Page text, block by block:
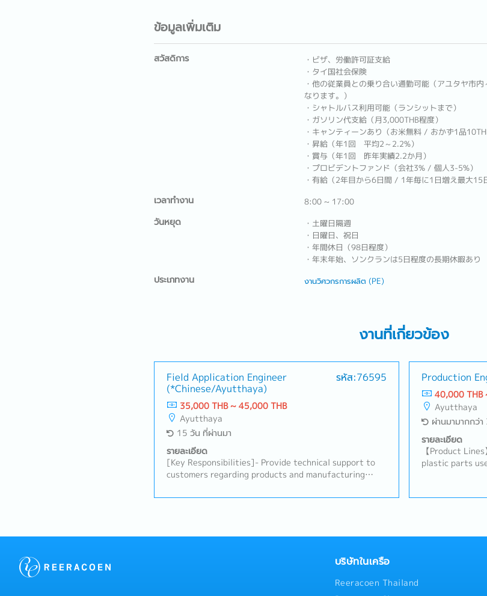
ข้อมูลเพิ่มเติม
สวัสดิการ
・ビザ、労働許可証支給
・タイ国社会保険
・他の従業員との乗り合い通勤可能（アユタヤ
なります。）
・シャトルバス利用可能（ランシットまで）
・ガソリン代支給（月3,000THB程度）
・キャンティーンあり（お米無料 / おかず1品
・昇給（年1回 平均2～2.2%）
・賞与（年1回 昨年実績2.2か月）
・プロビデントファンド（会社3% / 個人3-5%）
・有給（2年目から6日間 / 1年毎に1日増え最大15
เวลาทำงาน 8:00 ~ 17:00
วันหยุด
・土曜日隔週
・日曜日、祝日
・年間休日（98日程度）
・年末年始、ソンクランは5日程度の長期休暇あり
ประเภทงาน งานวิศวกรการผลิต (PE)
งานที่เกี่ยวข้อง
Field Application Engineer
(*Chinese/Ayutthaya)
รหัส:76595
35,000 THB ~ 45,000 THB
Ayutthaya
15 วัน ที่ผ่านมา
รายละเอียด
[Key Responsibilities]- Provide technical support to
customers regarding products and manufacturing
between customers and internal teams.- Support
troubleshoot technical and process-related issues.-
with relevant departments to deliver effective
optimization and product implementation.- Prepare
Production
40,000 THB
Ayutthaya
ผ่านมามากกว่า
รายละเอียด
【Product
plastic parts
industrial
product quality
Coordinate
maintenance
Optimize
บริษัทในเครือ
Reeracoen Thailand